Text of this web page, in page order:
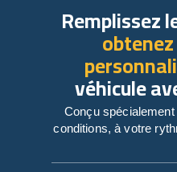
Remplissez
véhicule
Conçu
conditions, à votre